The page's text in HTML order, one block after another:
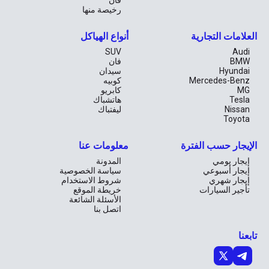
المدن حيويةً وتطلعًا نحو المستقبل في العالم.
رخيصة منها
العلامات التجارية
Audi
BMW
Hyundai
Mercedes-Benz
MG
Tesla
Nissan
Toyota
أنواع الهياكل
SUV
فان
سيدان
كوبيه
كابريو
هاتشباك
ليفتباك
الإيجار حسب الفترة
إيجار يومي
إيجار أسبوعي
إيجار شهري
تأجير السيارات
معلومات عنا
المدونة
سياسة الخصوصية
شروط الاستخدام
خريطة الموقع
الأسئلة الشائعة
اتصل بنا
تابعنا